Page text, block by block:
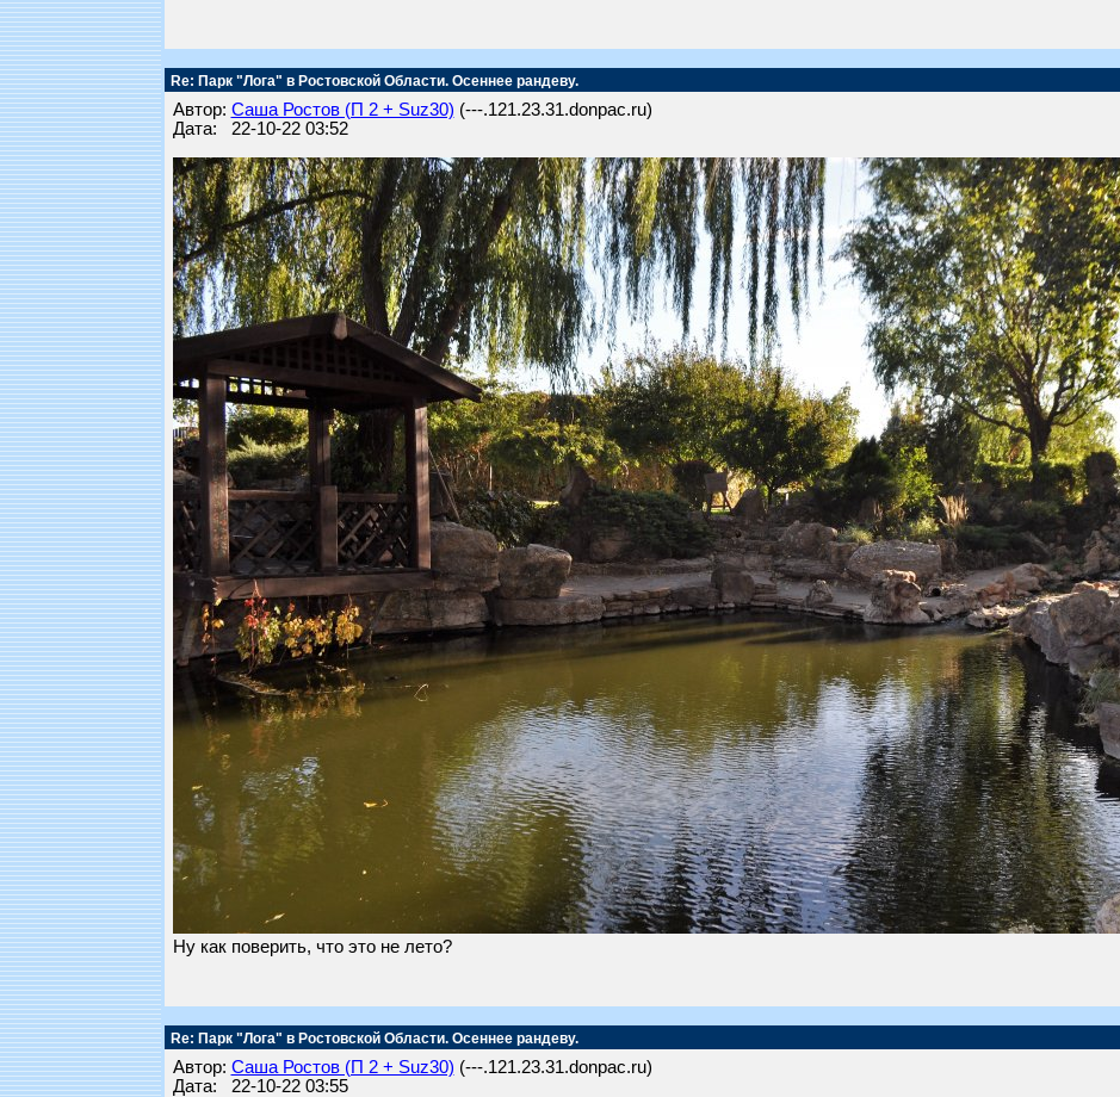
Re: Парк "Лога" в Ростовской Области. Осеннее рандеву.
Автор: Саша Ростов (П 2 + Suz30) (---.121.23.31.donpac.ru)
Дата: 22-10-22 03:52
Ну как поверить, что это не лето?
Re: Парк "Лога" в Ростовской Области. Осеннее рандеву.
Автор: Саша Ростов (П 2 + Suz30) (---.121.23.31.donpac.ru)
Дата: 22-10-22 03:55